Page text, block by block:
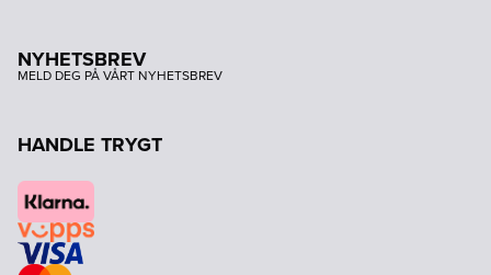
NYHETSBREV
MELD DEG PÅ VÅRT NYHETSBREV
HANDLE TRYGT